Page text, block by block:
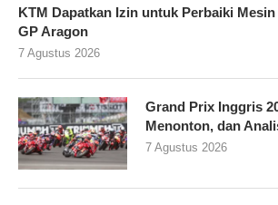
KTM Dapatkan Izin untuk Perbaiki
GP Aragon
7 Agustus 2026
Grand Prix Inggris
Menonton, dan
7 Agustus 2026